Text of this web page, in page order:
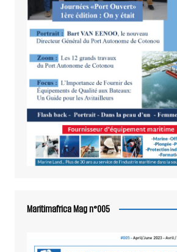
Maritimafrica Mag n°005